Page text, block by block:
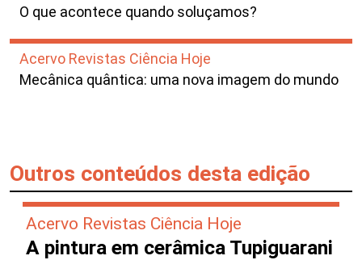
O que acontece quando soluçamos?
Acervo Revistas Ciência Hoje
Mecânica quântica: uma nova imagem do mundo
Outros conteúdos desta edição
Acervo Revistas Ciência Hoje
A pintura em cerâmica Tupiguarani